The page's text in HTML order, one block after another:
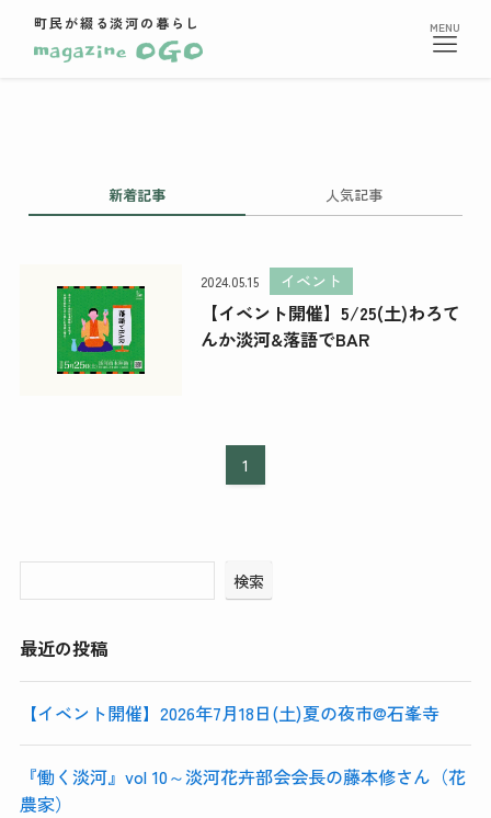
町民が綴る淡河の暮らし
新着記事 人気記事
【イベント開催】5/25(土)わろて
んか淡河&落語でBAR
2024.05.15 イベント
1
検索
最近の投稿
【イベント開催】2026年7月18日(土)夏の夜市@石峯寺
『働く淡河』vol 10～淡河花卉部会会長の藤本修さん（花
農家）